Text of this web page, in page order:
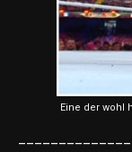
Eine der wohl